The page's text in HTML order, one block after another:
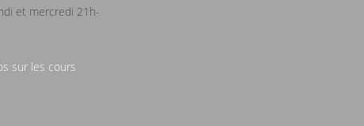
et mercredi 21h-
sur les cours